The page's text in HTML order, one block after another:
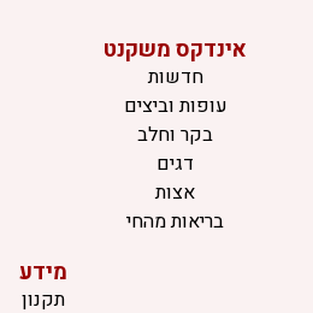
אינדקס משקנט
חדשות
עופות וביצים
בקר וחלב
דגים
אצות
בריאות מהחי
מידע
תקנון